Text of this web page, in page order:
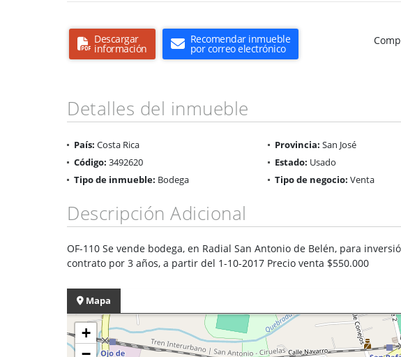
Descargar
información
Recomendar inmueble
por correo electrónico
Detalles del inmueble
País: Costa Rica Provincia: San José
Código: 3492620 Estado: Usado
Tipo de inmueble: Bodega Tipo de negocio: Venta
Descripción Adicional
OF-110 Se vende bodega, en Radial San Antonio de Belén, para
contrato por 3 años, a partir del 1-10-2017 Precio venta $550.000
Mapa
+